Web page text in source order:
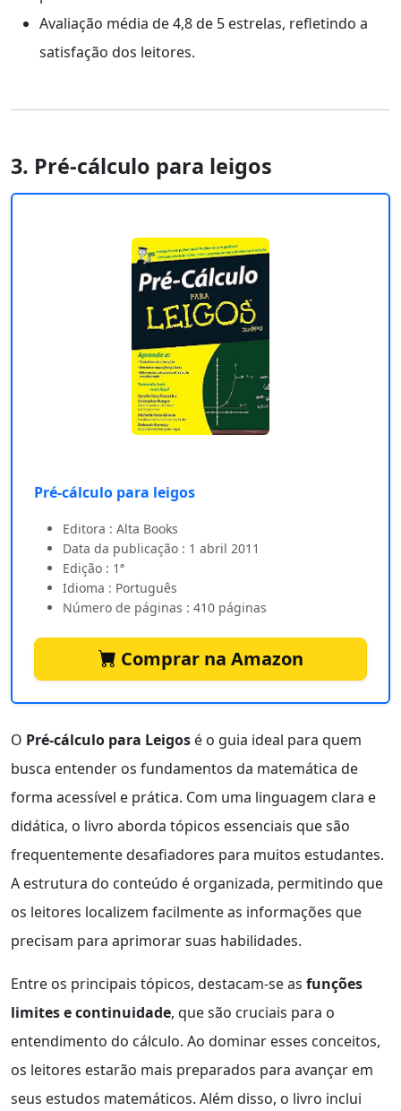
Avaliação média de 4,8 de 5 estrelas, refletindo a
satisfação dos leitores.
3. Pré-cálculo para leigos
Pré-cálculo para leigos
Editora : Alta Books
Data da publicação : 1 abril 2011
Edição : 1ª
Idioma : Português
Número de páginas : 410 páginas
Comprar na Amazon
O Pré-cálculo para Leigos é o guia ideal para quem
busca entender os fundamentos da matemática de
forma acessível e prática. Com uma linguagem clara e
didática, o livro aborda tópicos essenciais que são
frequentemente desafiadores para muitos estudantes.
A estrutura do conteúdo é organizada, permitindo que
os leitores localizem facilmente as informações que
precisam para aprimorar suas habilidades.
Entre os principais tópicos, destacam-se as funções
limites e continuidade, que são cruciais para o
entendimento do cálculo. Ao dominar esses conceitos,
os leitores estarão mais preparados para avançar em
seus estudos matemáticos. Além disso, o livro inclui